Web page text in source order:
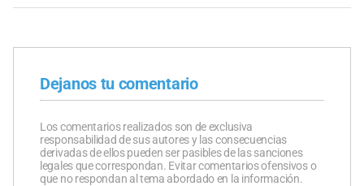
Dejanos tu comentario
Los comentarios realizados son de exclusiva
responsabilidad de sus autores y las consecuencias
derivadas de ellos pueden ser pasibles de las sanciones
legales que correspondan. Evitar comentarios ofensivos o
que no respondan al tema abordado en la información.